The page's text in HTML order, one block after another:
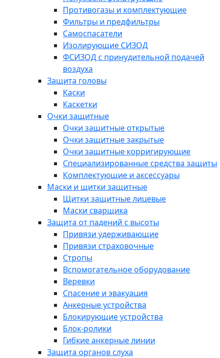
Противогазы и комплектующие
Фильтры и предфильтры
Самоспасатели
Изолирующие СИЗОД
ФСИЗОД с принудительной подачей
воздуха
Защита головы
Каски
Каскетки
Очки защитные
Очки защитные открытые
Очки защитные закрытые
Очки защитные корригирующие
Специализированные средства защиты
Комплектующие и аксессуары
Маски и щитки защитные
Щитки защитные лицевые
Маски сварщика
Защита от падений с высоты
Привязи удерживающие
Привязи страховочные
Стропы
Вспомогательное оборудование
Веревки
Спасение и эвакуация
Анкерные устройства
Блокирующие устройства
Блок-ролики
Гибкие анкерные линии
Защита органов слуха